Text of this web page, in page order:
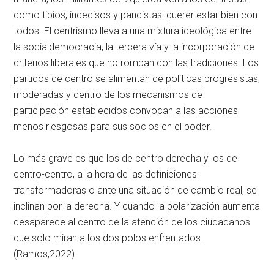
como tibios, indecisos y pancistas: querer estar bien con
todos. El centrismo lleva a una mixtura ideológica entre
la socialdemocracia, la tercera vía y la incorporación de
criterios liberales que no rompan con las tradiciones. Los
partidos de centro se alimentan de políticas progresistas,
moderadas y dentro de los mecanismos de
participación establecidos convocan a las acciones
menos riesgosas para sus socios en el poder.
Lo más grave es que los de centro derecha y los de
centro-centro, a la hora de las definiciones
transformadoras o ante una situación de cambio real, se
inclinan por la derecha. Y cuando la polarización aumenta
desaparece al centro de la atención de los ciudadanos
que solo miran a los dos polos enfrentados.
(Ramos,2022)